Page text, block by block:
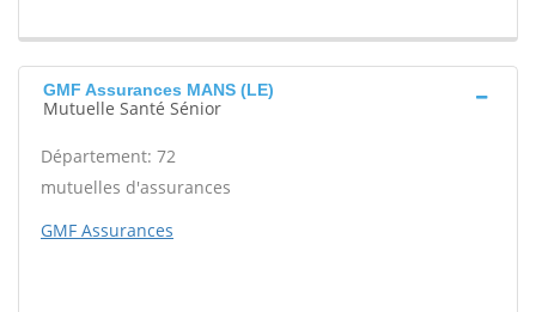
GMF Assurances MANS (LE)
Mutuelle Santé Sénior
Département: 72
mutuelles d'assurances
GMF Assurances